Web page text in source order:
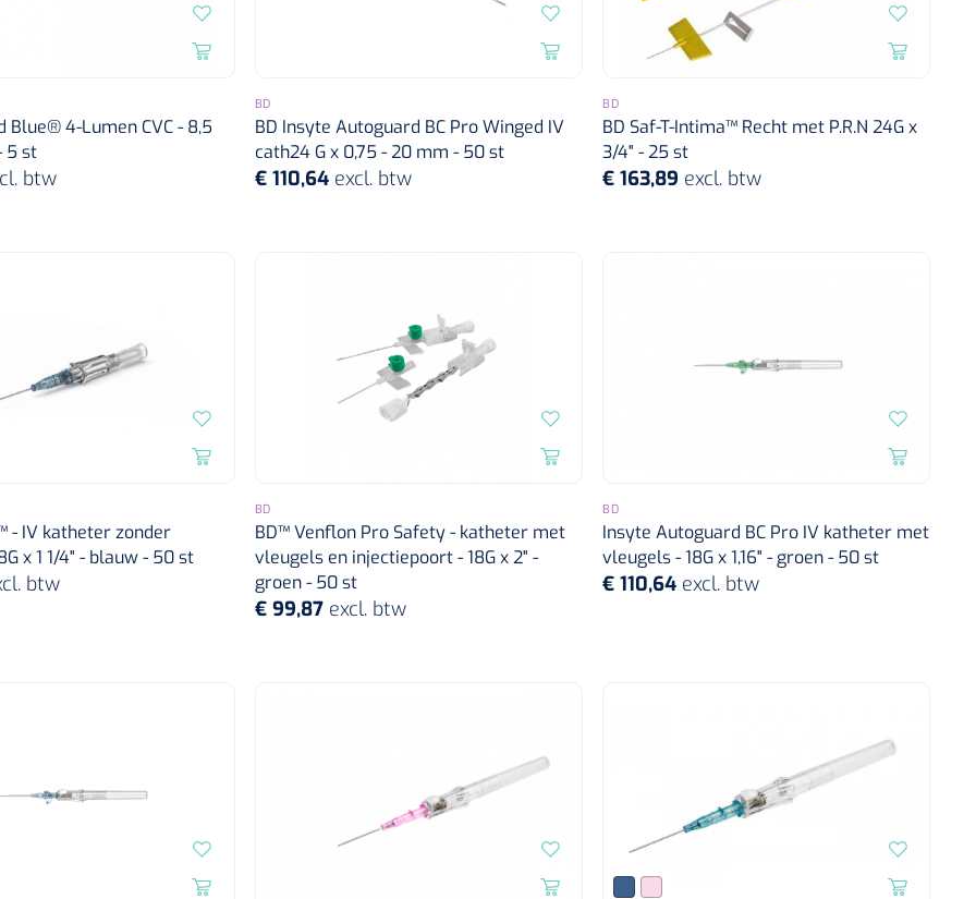
4-Lumen CVC - 8,5
5 st
btw
BD
BD Insyte Autoguard BC Pro Winged IV
cath24 G x 0,75 - 20 mm - 50 st
€ 110,64 excl. btw
BD
BD Saf-T-Intima™ Recht met P.R.N 24G x
3/4" - 25 st
€ 163,89 excl. btw
- IV katheter zonder
x 1 1/4" - blauw - 50 st
btw
BD
BD™ Venflon Pro Safety - katheter met
vleugels en injectiepoort - 18G x 2" -
groen - 50 st
€ 99,87 excl. btw
BD
Insyte Autoguard BC Pro IV katheter met
vleugels - 18G x 1,16" - groen - 50 st
€ 110,64 excl. btw